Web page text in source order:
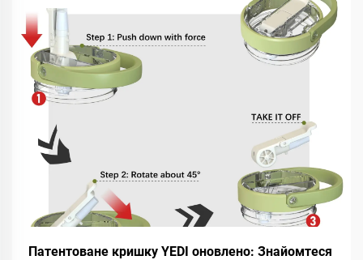
Патентоване кришку YEDI оновлено: Знайомтеся